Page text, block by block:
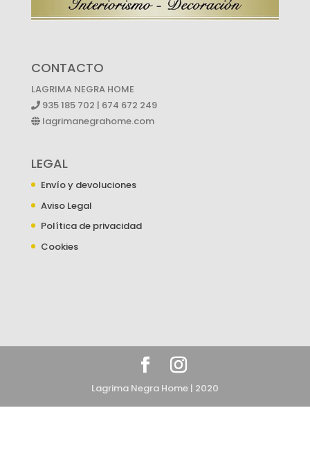
CONTACTO
LAGRIMA NEGRA HOME
935 185 702 | 674 672 249
lagrimanegrahome.com
LEGAL
Envío y devoluciones
Aviso Legal
Política de privacidad
Cookies
Lagrima Negra Home | 2020